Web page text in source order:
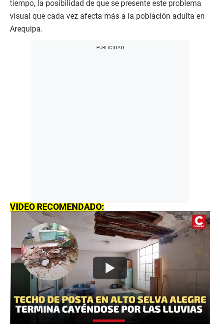
tiempo, la posibilidad de que se presente este problema
visual que cada vez afecta más a la población adulta en
Arequipa.
VIDEO RECOMENDADO: